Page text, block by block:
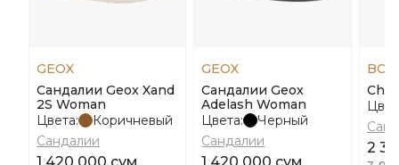
GEOX
Сандалии Geox Xand
2S Woman
Цвета:
Коричневый
Сандалии
GEOX
Сандалии Geox
Adelash Woman
Цвета:
Черный
Сандалии
2